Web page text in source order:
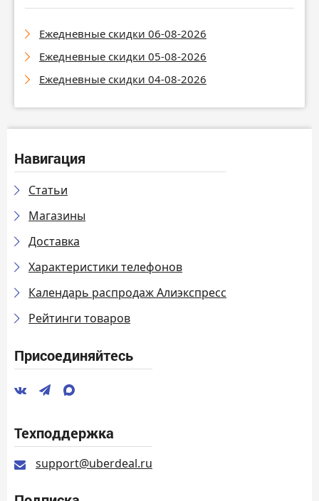
Ежедневные скидки 06-08-2026
Ежедневные скидки 05-08-2026
Ежедневные скидки 04-08-2026
Навигация
Статьи
Магазины
Доставка
Характеристики телефонов
Календарь распродаж Алиэкспресс
Рейтинги товаров
Присоединяйтесь
Техподдержка
support@uberdeal.ru